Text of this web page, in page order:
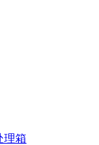
理箱